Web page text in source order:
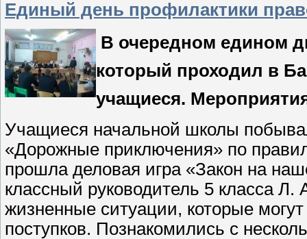
Единый день профилактики
В очередном едином
который проходил в
учащиеся.
Учащиеся начальной школы
«Дорожные приключения» по
прошла деловая игра «Закон на
классный руководитель 5 класса
жизненные ситуации, которые
поступков. Познакомились с